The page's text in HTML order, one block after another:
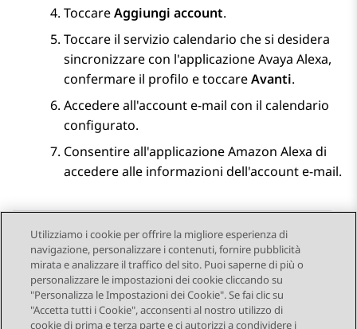
ToccareAggiungi account.
Toccare il servizio calendario che si desidera
sincronizzare con l'applicazioneAvaya Alexa,
confermare il profilo e toccareAvanti.
Accedere all'account e-mail con il calendario
configurato.
Consentire all'applicazione Amazon Alexa di
accedere alle informazioni dell'account e-mail.
Send Feedback
Argomento precedente Argomento successivo
Utilizziamo i cookie per offrire la migliore esperienza di
navigazione, personalizzare i contenuti, fornire pubblicità
mirata e analizzare il traffico del sito. Puoi saperne di più o
personalizzare le impostazioni dei cookie cliccando su
"Personalizza le Impostazioni dei Cookie". Se fai clic su
"Accetta tutti i Cookie", acconsenti al nostro utilizzo di
cookie di prima e terza parte e ci autorizzi a condividere i